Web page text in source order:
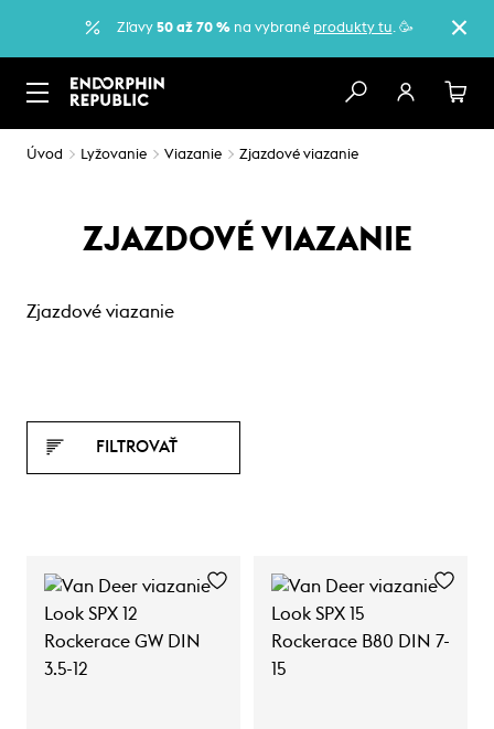
Zľavy 50 až 70 %na vybrané produkty tu. 🥳
Úvod Lyžovanie Viazanie Zjazdové viazanie
ZJAZDOVÉ VIAZANIE
Zjazdové viazanie
FILTROVAŤ